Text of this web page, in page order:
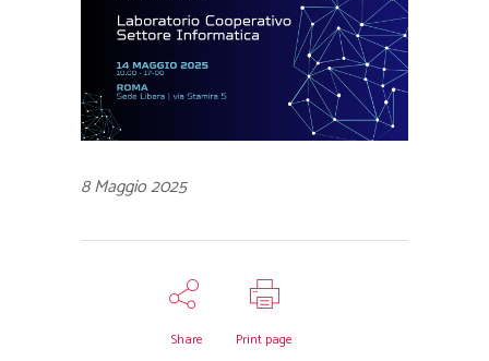
8 Maggio 2025
Share Print page